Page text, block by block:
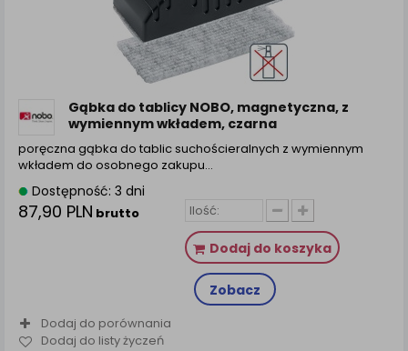
Gąbka do tablicy NOBO, magnetyczna, z
wymiennym wkładem, czarna
poręczna gąbka do tablic suchościeralnych z wymiennym
wkładem do osobnego zakupu…
Dostępność: 3 dni
87,90 PLN brutto
Dodaj do koszyka
Zobacz
Dodaj do porównania
Dodaj do listy życzeń